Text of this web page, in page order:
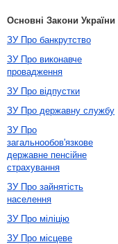
Основні Закони України
ЗУ Про банкрутство
ЗУ Про виконавче
провадження
ЗУ Про відпустки
ЗУ Про державну службу
ЗУ Про
загальнообов'язкове
державне пенсійне
страхування
ЗУ Про зайнятість
населення
ЗУ Про міліцію
ЗУ Про місцеве